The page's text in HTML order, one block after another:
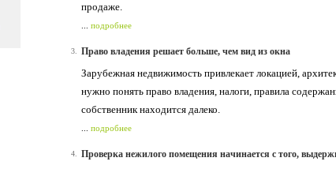
продаже.
подробнее
3. Право владения решает больше, чем вид из окна
Зарубежная недвижимость привлекает локацией,
нужно понять право владения, налоги, правила
собственник находится далеко.
подробнее
4. Проверка нежилого помещения начинается с того,